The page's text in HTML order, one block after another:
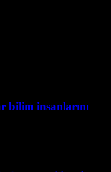
bilim insanlarını